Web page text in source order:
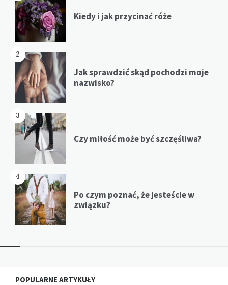
Kiedy i jak przycinać róże
2
Jak sprawdzić skąd pochodzi moje
nazwisko?
3
Czy miłość może być szczęśliwa?
4
Po czym poznać, że jesteście w
związku?
Widgets
POPULARNE ARTYKUŁY